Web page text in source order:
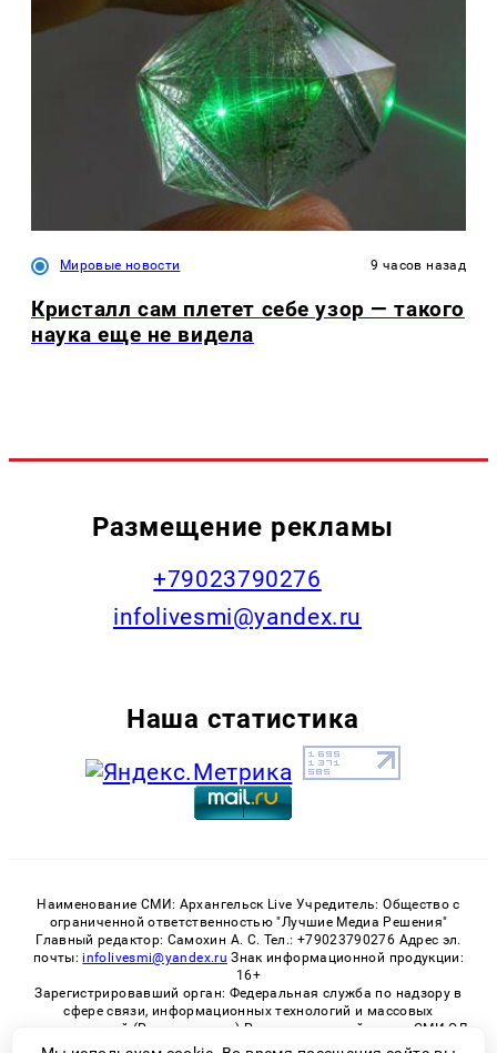
Мировые новости 9 часов назад
Кристалл сам плетет себе узор — такого
наука еще не видела
Размещение рекламы
+79023790276
infolivesmi@yandex.ru
Наша статистика
Наименование СМИ: Архангельск Live Учредитель: Общество с
ограниченной ответственностью "Лучшие Медиа Решения"
Главный редактор: Самохин А. С. Тел.: +79023790276 Адрес эл.
почты: infolivesmi@yandex.ru Знак информационной продукции:
16+
Зарегистрировавший орган: Федеральная служба по надзору в
сфере связи, информационных технологий и массовых
коммуникаций (Роскомнадзор) Регистрационный номер СМИ ЭЛ
№ ФС 77 - 82533 от 21.01.2022